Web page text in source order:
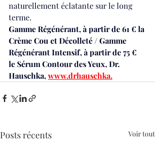
naturellement éclatante sur le long
terme.
Gamme Régénérant, à partir de 61 € la
Crème Cou et Décolleté / Gamme
Régénérant Intensif, à partir de 75 €
le Sérum Contour des Yeux, Dr.
Hauschka, www.drhauschka.
Posts récents Voir tout